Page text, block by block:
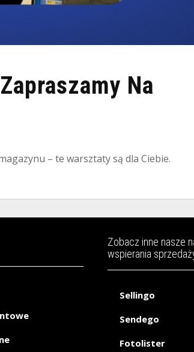
Na
– te warsztaty są dla Ciebie.
Zobacz inne nasze
wspierania
Sellingo
Sendego
Fotolister